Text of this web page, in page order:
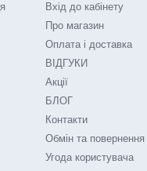
Вхід до кабінету
Про магазин
Оплата і доставка
ВІДГУКИ
Акції
БЛОГ
Контакти
Обмін та повернення
Угода користувача